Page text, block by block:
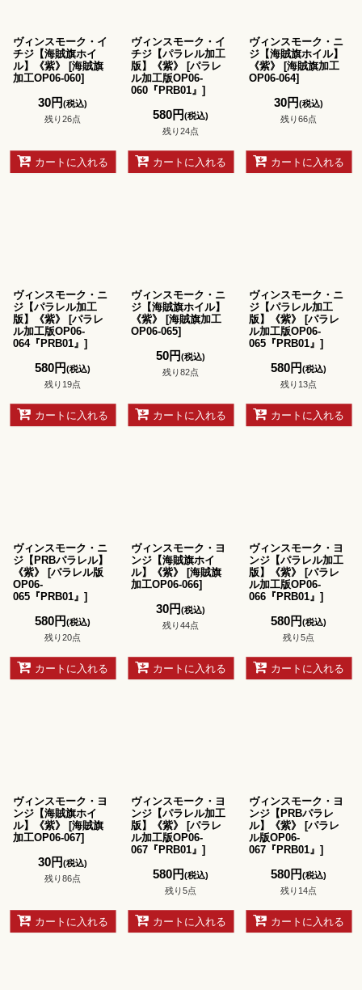
ヴィンスモーク・イ
チジ【海賊旗ホイ
ル】《紫》
[海賊旗
加工OP06-060]
30円(税込)
残り26点
カートに入れる
ヴィンスモーク・イ
チジ【パラレル加工
版】《紫》
[パラレ
ル加工版OP06-
060『PRB01』 ]
580円(税込)
残り24点
カートに入れる
ヴィンスモーク・ニ
ジ【海賊旗ホイル】
《紫》
[海賊旗加工
OP06-064]
30円(税込)
残り66点
カートに入れる
ヴィンスモーク・ニ
ジ【パラレル加工
版】《紫》
[パラレ
ル加工版OP06-
064『PRB01』 ]
580円(税込)
残り19点
カートに入れる
ヴィンスモーク・ニ
ジ【海賊旗ホイル】
《紫》
[海賊旗加工
OP06-065]
50円(税込)
残り82点
カートに入れる
ヴィンスモーク・ニ
ジ【パラレル加工
版】《紫》
[パラレ
ル加工版OP06-
065『PRB01』 ]
580円(税込)
残り13点
カートに入れる
ヴィンスモーク・ニ
ジ【PRBパラレル】
《紫》
[パラレル版
OP06-
065『PRB01』 ]
580円(税込)
残り20点
カートに入れる
ヴィンスモーク・ヨ
ンジ【海賊旗ホイ
ル】《紫》
[海賊旗
加工OP06-066]
30円(税込)
残り44点
カートに入れる
ヴィンスモーク・ヨ
ンジ【パラレル加工
版】《紫》
[パラレ
ル加工版OP06-
066『PRB01』 ]
580円(税込)
残り5点
カートに入れる
ヴィンスモーク・ヨ
ンジ【海賊旗ホイ
ル】《紫》
[海賊旗
加工OP06-067]
30円(税込)
残り86点
カートに入れる
ヴィンスモーク・ヨ
ンジ【パラレル加工
版】《紫》
[パラレ
ル加工版OP06-
067『PRB01』 ]
580円(税込)
残り5点
カートに入れる
ヴィンスモーク・ヨ
ンジ【PRBパラレ
ル】《紫》
[パラレ
ル版OP06-
067『PRB01』 ]
580円(税込)
残り14点
カートに入れる